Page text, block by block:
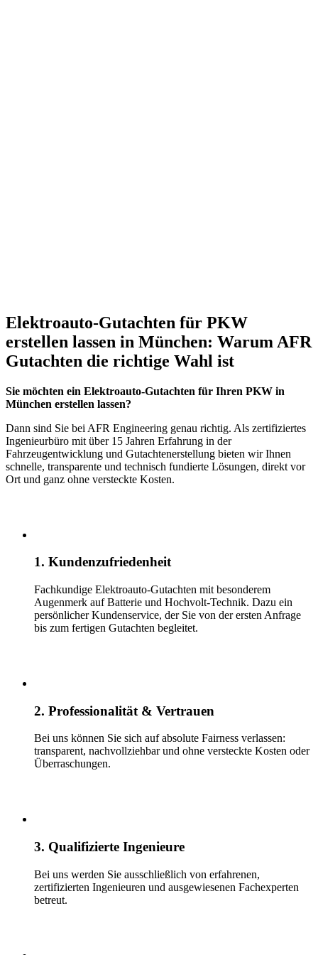
Elektroauto-Gutachten für PKW
erstellen lassen in München: Warum AFR
Gutachten die richtige Wahl ist
Sie möchten ein Elektroauto-Gutachten für Ihren PKW in
München erstellen lassen?
Dann sind Sie bei AFR Engineering genau richtig. Als zertifiziertes
Ingenieurbüro mit über 15 Jahren Erfahrung in der
Fahrzeugentwicklung und Gutachtenerstellung bieten wir Ihnen
schnelle, transparente und technisch fundierte Lösungen, direkt vor
Ort und ganz ohne versteckte Kosten.
1. Kundenzufriedenheit
Fachkundige Elektroauto-Gutachten mit besonderem
Augenmerk auf Batterie und Hochvolt-Technik. Dazu ein
persönlicher Kundenservice, der Sie von der ersten Anfrage
bis zum fertigen Gutachten begleitet.
2. Professionalität & Vertrauen
Bei uns können Sie sich auf absolute Fairness verlassen:
transparent, nachvollziehbar und ohne versteckte Kosten oder
Überraschungen.
3. Qualifizierte Ingenieure
Bei uns werden Sie ausschließlich von erfahrenen,
zertifizierten Ingenieuren und ausgewiesenen Fachexperten
betreut.